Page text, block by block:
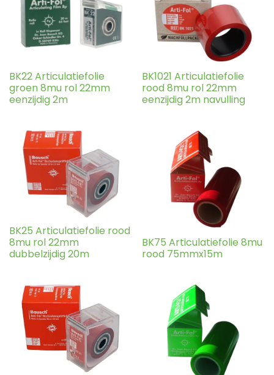
BK22 Articulatiefolie
groen 8mu rol 22mm
eenzijdig 2m
BK1021 Articulatiefolie
rood 8mu rol 22mm
eenzijdig 2m navulling
BK25 Articulatiefolie rood
8mu rol 22mm
dubbelzijdig 20m
BK75 Articulatiefolie 8mu
rood 75mmx15m